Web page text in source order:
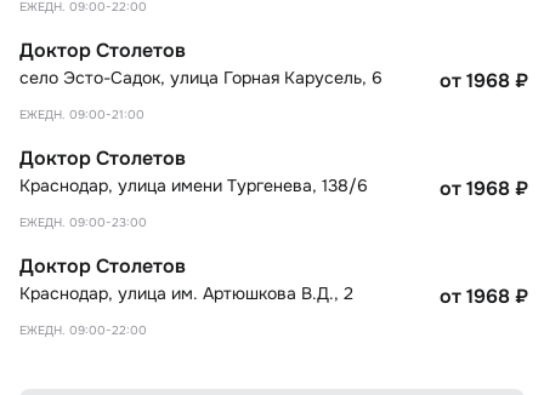
ЕЖЕДН. 09:00-22:00
Доктор Столетов
село Эсто-Садок, улица Горная Карусель, 6
ЕЖЕДН. 09:00-21:00
от 1968₽
Доктор Столетов
Краснодар, улица имени Тургенева, 138/6
ЕЖЕДН. 09:00-23:00
от 1968₽
Доктор Столетов
Краснодар, улица им. Артюшкова В.Д., 2
ЕЖЕДН. 09:00-22:00
от 1968₽